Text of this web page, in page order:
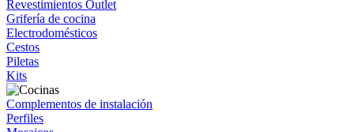
Revestimientos Outlet
Grifería de cocina
Electrodomésticos
Cestos
Piletas
Kits
Complementos de instalación
Perfiles